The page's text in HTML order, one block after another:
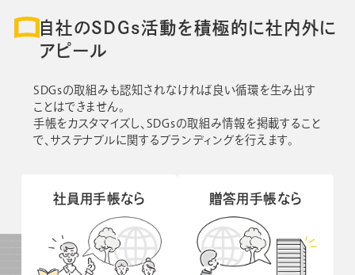
自社のSDGs活動を積極的に社内外に
アピール
SDGsの取組みも認知されなければ良い循環を生み出す
ことはできません。
手帳をカスタマイズし、SDGsの取組み情報を掲載すること
で、サステナブルに関するブランディングを行えます。
社員用手帳なら 贈答用手帳なら